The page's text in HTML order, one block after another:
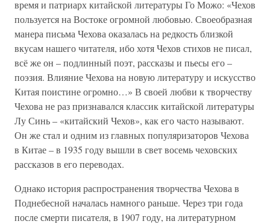
время и патриарх китайской литературы Го Можо: «Чехов
пользуется на Востоке огромной любовью. Своеобразная
манера письма Чехова оказалась на редкость близкой
вкусам нашего читателя, ибо хотя Чехов стихов не писал,
всё же он – подлинный поэт, рассказы и пьесы его –
поэзия. Влияние Чехова на новую литературу и искусство
Китая поистине огромно…» В своей любви к творчеству
Чехова не раз признавался классик китайской литературы
Лу Синь – «китайский Чехов», как его часто называют.
Он же стал и одним из главных популяризаторов Чехова
в Китае – в 1935 году вышли в свет восемь чеховских
рассказов в его переводах.
Однако история распространения творчества Чехова в
Поднебесной началась намного раньше. Через три года
после смерти писателя, в 1907 году, на литературном